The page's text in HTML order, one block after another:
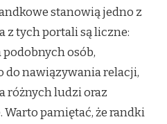
stanowią jedno z
z tych portali są liczne:
osób,
do nawiązywania relacji,
różnych ludzi oraz
pamiętać, że randki